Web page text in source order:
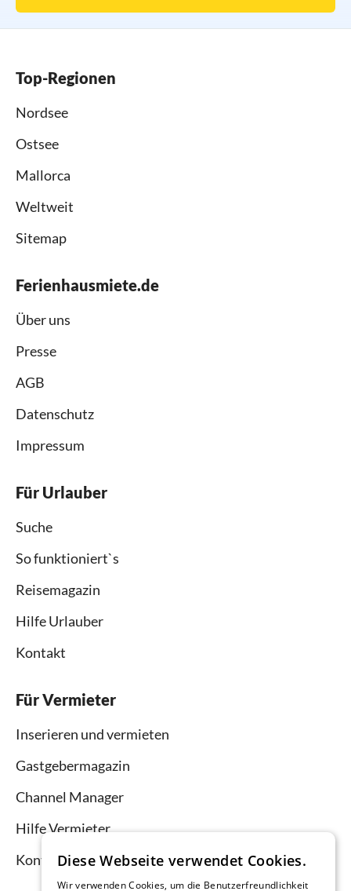
Top-Regionen
Nordsee
Ostsee
Mallorca
Weltweit
Sitemap
Ferienhausmiete.de
Über uns
Presse
AGB
Datenschutz
Impressum
Für Urlauber
Suche
So funktioniert`s
Reisemagazin
Hilfe Urlauber
Kontakt
Für Vermieter
Inserieren und vermieten
Gastgebermagazin
Channel Manager
Hilfe Vermieter
KontaktDiese Webseite verwendet Cookies.
Wir verwenden Cookies, um die Benutzerfreundlichkeit